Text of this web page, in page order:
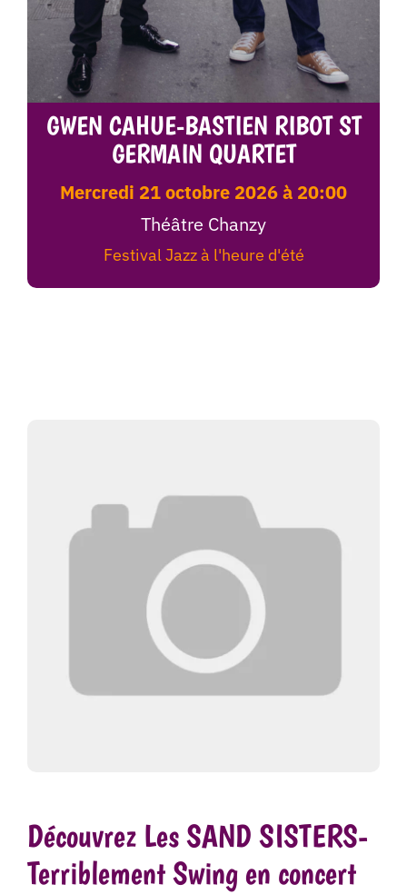
GWEN CAHUE-BASTIEN RIBOT ST
GERMAIN QUARTET
mercredi 21 octobre 2026 à 20:00
Théâtre Chanzy
Festival Jazz à l'heure d'été
Découvrez Les SAND SISTERS-
Terriblement Swing en concert